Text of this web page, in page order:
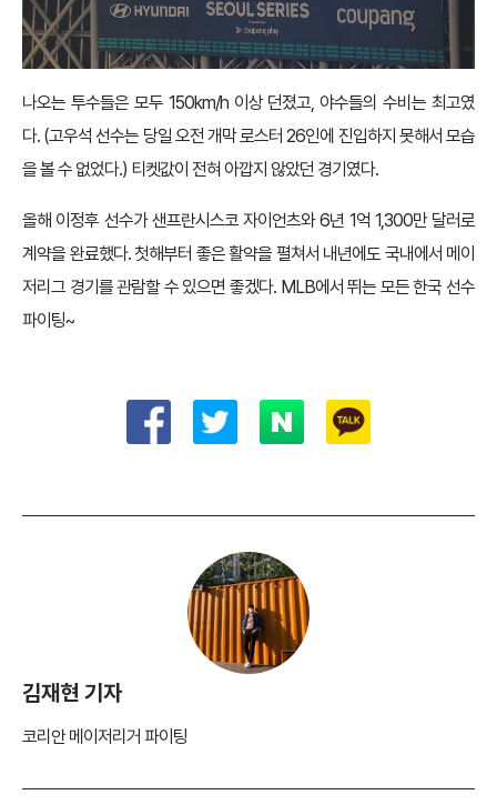
나오는 투수들은 모두 150km/h 이상 던졌고, 야수들의 수비는 최고였
다. (고우석 선수는 당일 오전 개막 로스터 26인에 진입하지 못해서 모습
을 볼 수 없었다.) 티켓값이 전혀 아깝지 않았던 경기였다.
올해 이정후 선수가 샌프란시스코 자이언츠와 6년 1억 1,300만 달러로
계약을 완료했다. 첫해부터 좋은 활약을 펼쳐서 내년에도 국내에서 메이
저리그 경기를 관람할 수 있으면 좋겠다. MLB에서 뛰는 모든 한국 선수
파이팅~
김재현 기자
코리안 메이저리거 파이팅